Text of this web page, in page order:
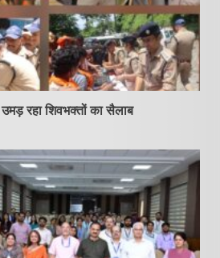
रहा शिवभक्तों का सैलाब